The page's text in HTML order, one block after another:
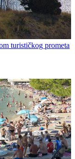
turističkog prometa